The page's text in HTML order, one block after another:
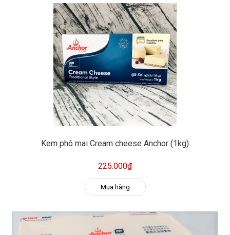
Kem phô mai Cream cheese Anchor (1kg)
225.000₫
Mua hàng